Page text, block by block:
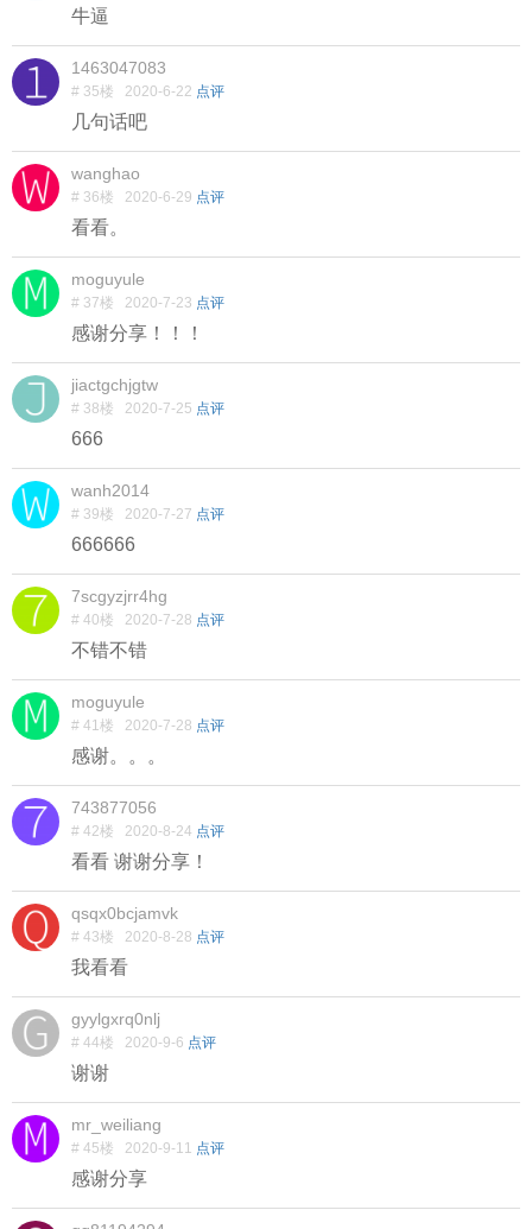
牛逼
1463047083
# 35楼 2020-6-22 点评
几句话吧
wanghao
# 36楼 2020-6-29 点评
看看。
moguyule
# 37楼 2020-7-23 点评
感谢分享！！！
jiactgchjgtw
# 38楼 2020-7-25 点评
666
wanh2014
# 39楼 2020-7-27 点评
666666
7scgyzjrr4hg
# 40楼 2020-7-28 点评
不错不错
moguyule
# 41楼 2020-7-28 点评
感谢。。。
743877056
# 42楼 2020-8-24 点评
看看 谢谢分享！
qsqx0bcjamvk
# 43楼 2020-8-28 点评
我看看
gyylgxrq0nlj
# 44楼 2020-9-6 点评
谢谢
mr_weiliang
# 45楼 2020-9-11 点评
感谢分享